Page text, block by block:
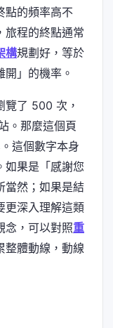
點的頻率高不
旅程的終點通常
構規劃好，等於
」的機率。
覽了 500 次，
。那麼這個頁
這個數字本身
如果是「感謝您
當然；如果是結
更深入理解這類
念，可以對照重
整體動線，動線